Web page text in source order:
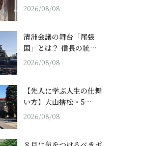
2026/08/08
清洲会議の舞台「尾張
国」とは？ 信長の統…
2026/08/08
【先人に学ぶ人生の仕舞
い方】大山捨松・5…
2026/08/08